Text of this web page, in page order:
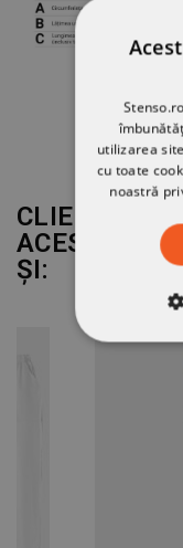
CLIENȚII
ACEST
ȘI:
utilizarea
cu toate
noastră
DE
DE
DE